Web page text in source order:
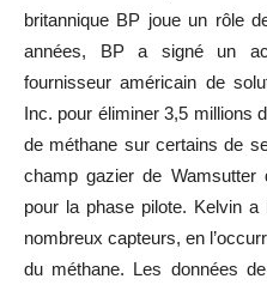
britannique BP joue un rôle
années, BP a signé un
fournisseur américain de
Inc. pour éliminer 3,5 millions
de méthane sur certains de
champ gazier de
pour la phase pilote. Kelvin
nombreux capteurs, en
du méthane. Les données